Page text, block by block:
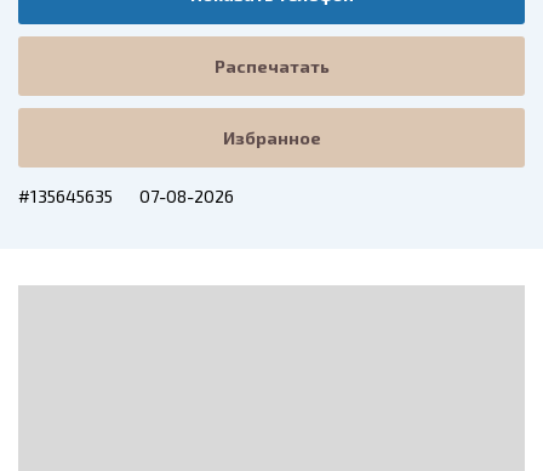
Распечатать
Избранное
#135645635 07-08-2026